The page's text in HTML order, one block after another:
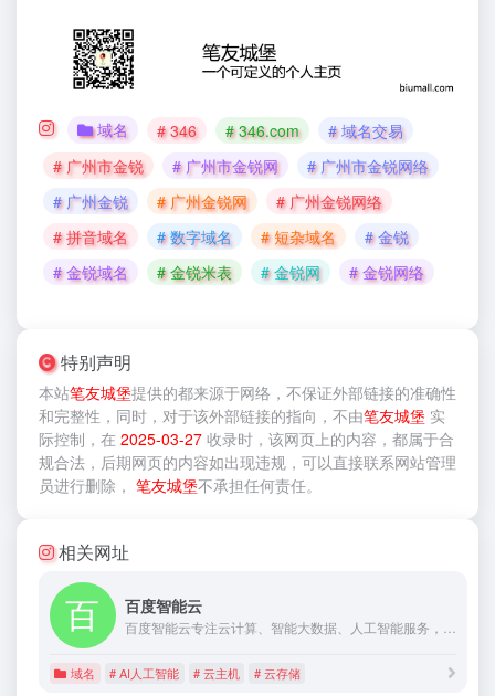
域名 # 346 # 346.com
# 域名交易
# 广州市金锐
# 广州市金锐网
# 广州市金锐网络
# 广州金锐
# 广州金锐网
# 广州金锐网络
# 拼音域名
# 数字域名 # 短杂域名
# 金锐
# 金锐域名
# 金锐米表 # 金锐网 # 金锐网络
特别声明
本站笔友城堡提供的都来源于网络，不保证外部链接的准确性
和完整性，同时，对于该外部链接的指向，不由笔友城堡 实
际控制，在 2025-03-27 收录时，该网页上的内容，都属于合
规合法，后期网页的内容如出现违规，可以直接联系网站管理
员进行删除， 笔友城堡不承担任何责任。
相关网址
百度智能云
域名 # AI人工智能 # 云主机 # 云存储